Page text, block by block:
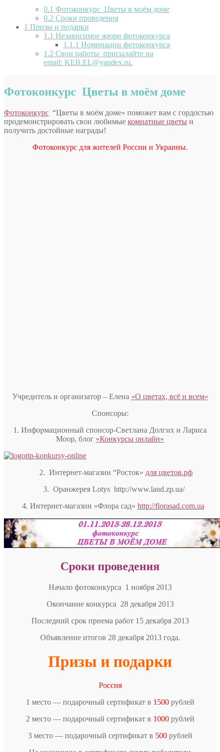
0.1 Фотоконкурс Цветы в моём доме
0.2 Сроки проведения
1 Призы и подарки
1.1 Независимое жюри фотоконкурса
1.1.1 Номинации фотоконкурса
1.2 Свои работы присылайте на
email: KEB.EL@yandex.ru.
Фотоконкурс Цветы в моём доме
Фотоконкурс “Цветы в моём доме» поможет вам с гордостью
продемонстрировать свои любимые комнатные цветы и
получить достойные награды!
Фотоконкурс для жителей России и Украины.
Учредитель и организатор – Елена «О цветах, всё и всем»
Спонсоры:
1. Информационный спонсор-Светлана Долгих и Лариса
Моор, блог «Конкурсы онлайн»
2. Интернет-магазин “Росток» для цветов.рф
3. Оранжерея Lotys http://www.land.zp.ua/
4. Интернет-магазин «Флора сад» http://florasad.com.ua
Сроки проведения
Начало фотоконкурса 1 ноября 2013
Окончание конкурса 28 декабря 2013
Последний срок приема работ 15 декабря 2013
Объявление итогов 28 декабря 2013 года.
Призы и подарки
Россия
1 место — подарочный сертификат в 1500рублей
2 место — подарочный сертификат в 1000рублей
3 место — подарочный сертификат в 500рублей